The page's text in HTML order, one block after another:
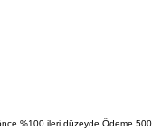
%100 ileri düzeyde.Ödeme